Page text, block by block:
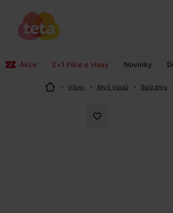
Akce 2+1 Péče o vlasy Novinky
Vlasy Mytí vlasů Balzámy